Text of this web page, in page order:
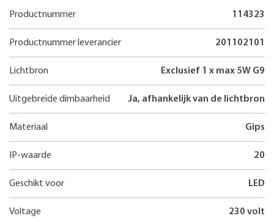
Productnummer 114323
Productnummer leverancier 201102101
Lichtbron Exclusief 1 x max 5W G9
Uitgebreide dimbaarheid Ja, afhankelijk van de lichtbron
Materiaal Gips
IP-waarde 20
Geschikt voor LED
Voltage 230 volt